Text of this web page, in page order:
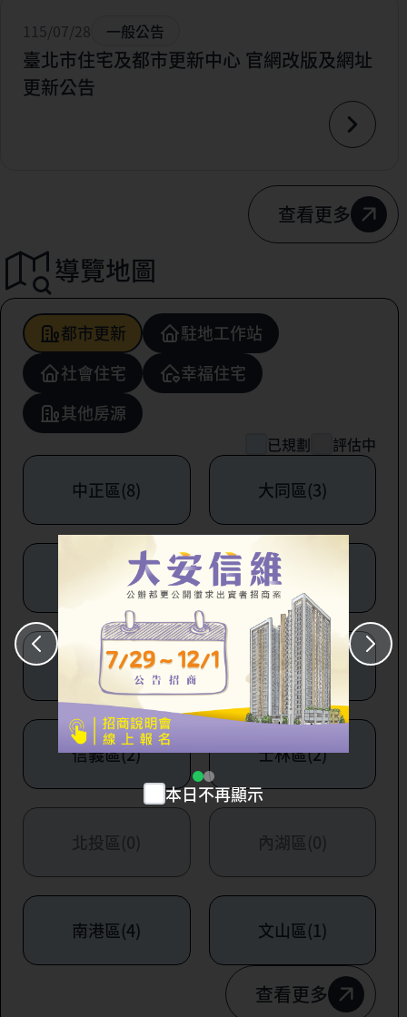
115/07/28 一般公告
臺北市住宅及都市更新中心 官網改版及網址
更新公告
查看更多
導覽地圖
都市更新
駐地工作站
社會住宅
幸福住宅
其他房源
已規劃 評估中
中正區(8) 大同區(3)
中山區(6) 松山區(1)
大安區(7) 萬華區(1)
信義區(2) 士林區(2)
北投區(0) 內湖區(0)
南港區(4) 文山區(1)
查看更多
本日不再顯示